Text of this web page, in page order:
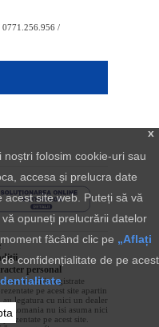
/
personal
marci inregistrate
pe acest site apartin
legatura cu nici un dealer
Romania nu isi asuma nici
pe acest site.
x
folosim cookie-uri sau
accesa și prelucra date
site web. Puteți să vă
opuneți prelucrării datelor
făcând clic pe „Aflați
confidențialitate de pe acest